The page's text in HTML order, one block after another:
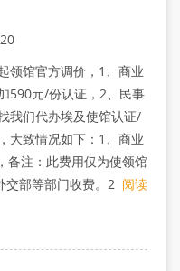
领馆官方调价，1、商业
590元/份认证，2、民事
我们代办埃及使馆认证/
大致情况如下：1、商业
备注：此费用仅为使领馆
交部等部门收费。2 阅读